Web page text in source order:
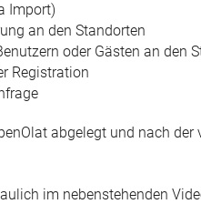
Import)
an den Standorten
oder Gästen an den
Registration
abgelegt und nach der
im nebenstehenden